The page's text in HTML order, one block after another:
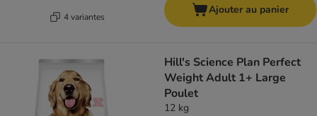
4 variantes
Ajouter au panier
Hill's Science Plan Perfect
Weight Adult 1+ Large
Poulet
12 kg